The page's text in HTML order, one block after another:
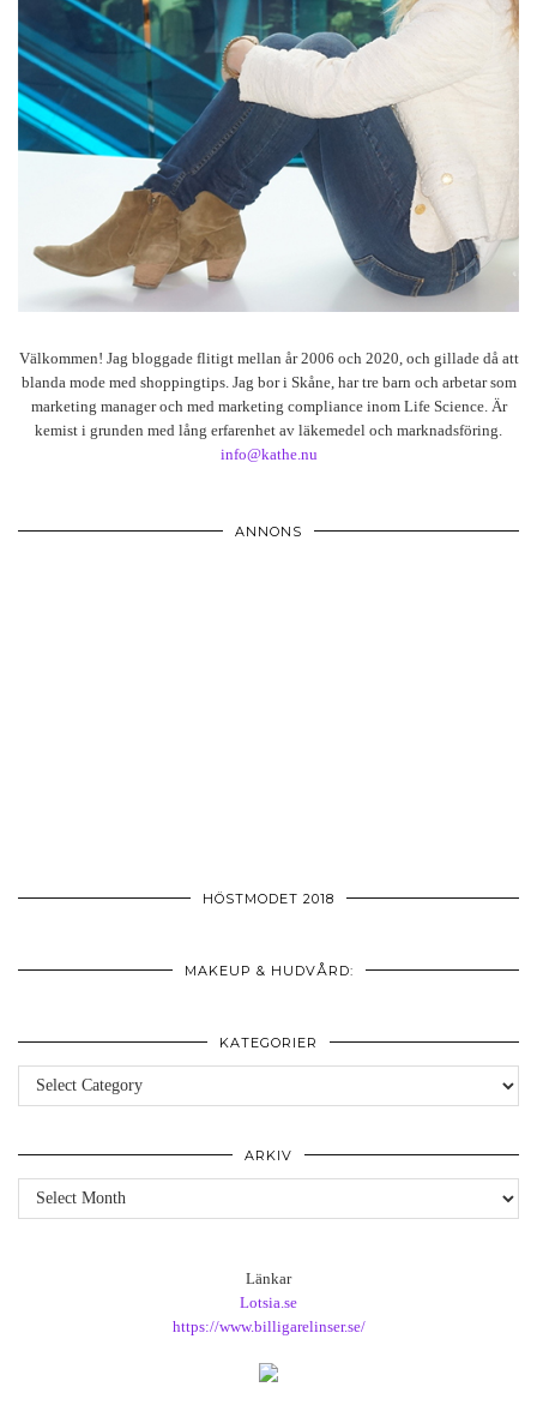
Välkommen! Jag bloggade flitigt mellan år 2006 och 2020, och gillade då att
blanda mode med shoppingtips. Jag bor i Skåne, har tre barn och arbetar som
marketing manager och med marketing compliance inom Life Science. Är
kemist i grunden med lång erfarenhet av läkemedel och marknadsföring.
info@kathe.nu
ANNONS
HÖSTMODET 2018
MAKEUP & HUDVÅRD:
KATEGORIER
Kategorier
ARKIV
Arkiv
Länkar
Lotsia.se
https://www.billigarelinser.se/